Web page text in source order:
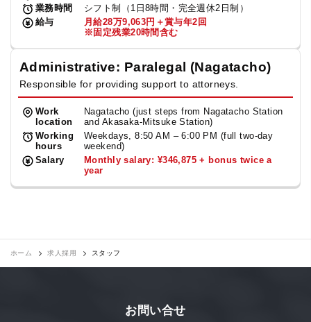
業務時間
シフト制（1日8時間・完全週休2日制）
給与
月給28万9,063円＋賞与年2回
※固定残業20時間含む
Administrative: Paralegal (Nagatacho)
Responsible for providing support to attorneys.
Work
location
Nagatacho (just steps from Nagatacho Station
and Akasaka-Mitsuke Station)
Working
hours
Weekdays, 8:50 AM – 6:00 PM (full two-day
weekend)
Salary
Monthly salary: ¥346,875 + bonus twice a
year
ホーム 求人採用 スタッフ
お問い合せ